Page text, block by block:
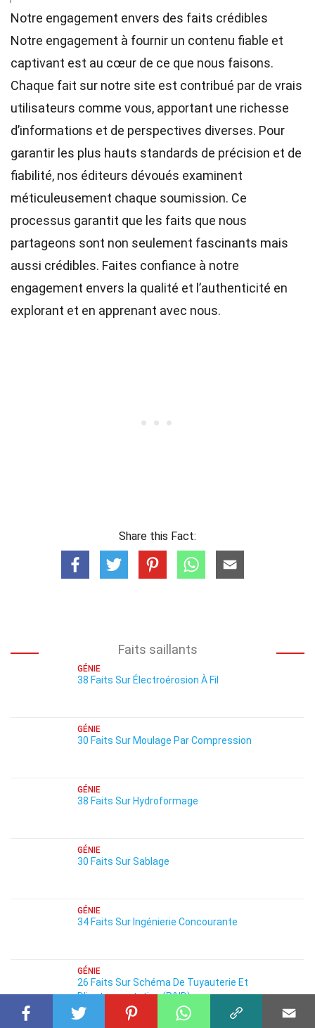
Notre engagement envers des faits crédibles
Notre engagement à fournir un contenu fiable et
captivant est au cœur de ce que nous faisons.
Chaque fait sur notre site est contribué par de vrais
utilisateurs comme vous, apportant une richesse
d’informations et de perspectives diverses. Pour
garantir les plus hauts standards de précision et de
fiabilité, nos éditeurs dévoués examinent
méticuleusement chaque soumission. Ce
processus garantit que les faits que nous
partageons sont non seulement fascinants mais
aussi crédibles. Faites confiance à notre
engagement envers la qualité et l’authenticité en
explorant et en apprenant avec nous.
Share this Fact:
Faits saillants
GÉNIE
38 Faits Sur Électroérosion À Fil
GÉNIE
30 Faits Sur Moulage Par Compression
GÉNIE
38 Faits Sur Hydroformage
GÉNIE
30 Faits Sur Sablage
GÉNIE
34 Faits Sur Ingénierie Concourante
GÉNIE
26 Faits Sur Schéma De Tuyauterie Et
D'instrumentation (P&ID)